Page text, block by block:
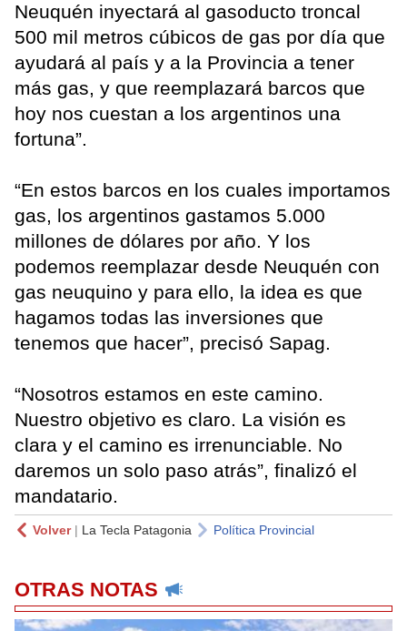
Neuquén inyectará al gasoducto troncal
500 mil metros cúbicos de gas por día que
ayudará al país y a la Provincia a tener
más gas, y que reemplazará barcos que
hoy nos cuestan a los argentinos una
fortuna”.
“En estos barcos en los cuales importamos
gas, los argentinos gastamos 5.000
millones de dólares por año. Y los
podemos reemplazar desde Neuquén con
gas neuquino y para ello, la idea es que
hagamos todas las inversiones que
tenemos que hacer”, precisó Sapag.
“Nosotros estamos en este camino.
Nuestro objetivo es claro. La visión es
clara y el camino es irrenunciable. No
daremos un solo paso atrás”, finalizó el
mandatario.
Volver| La Tecla Patagonia Política Provincial
OTRAS NOTAS